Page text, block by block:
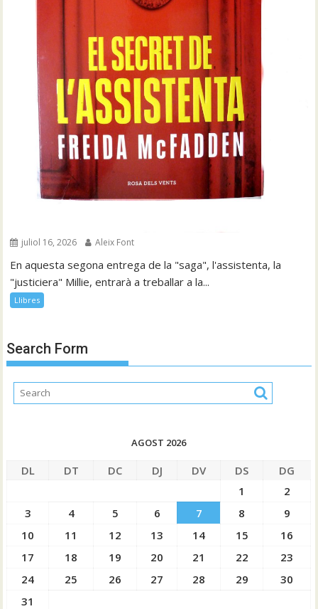
juliol 16, 2026 Aleix Font
En aquesta segona entrega de la "saga", l'assistenta, la
"justiciera" Millie, entrarà a treballar a la...
Llibres
Search Form
AGOST 2026
DL DT DC DJ DV DS
DG
1
2
3
4 5 6 7 8
9
10
11 12 13 14 15
16
17
18 19 20 21 22
23
24
25 26 27 28 29
30
31